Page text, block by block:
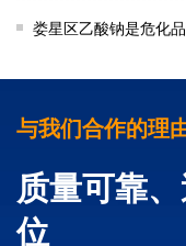
娄星区乙酸钠是危化
与我们合作的理
质量可靠
位